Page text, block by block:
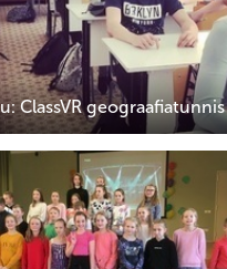
ClassVR geograafiatunnis